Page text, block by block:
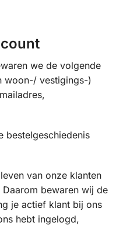
we de volgende
woon-/ vestigings-)
bestelgeschiedenis
van onze klanten
bewaren wij de
je actief klant bij ons
hebt ingelogd,